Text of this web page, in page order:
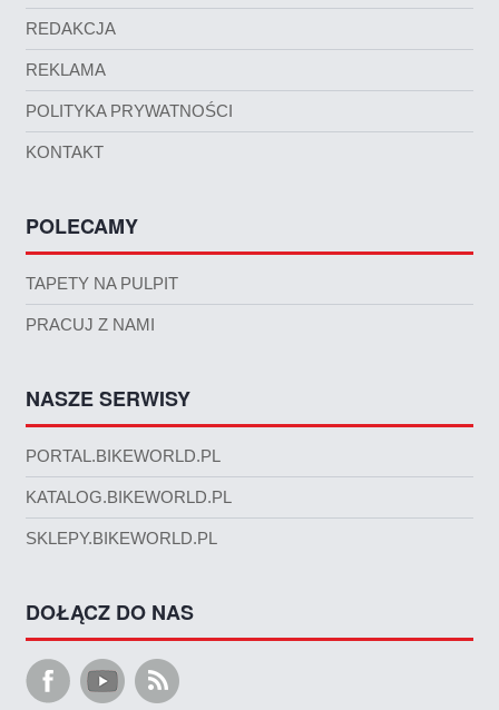
REDAKCJA
REKLAMA
POLITYKA PRYWATNOŚCI
KONTAKT
POLECAMY
TAPETY NA PULPIT
PRACUJ Z NAMI
NASZE SERWISY
PORTAL.BIKEWORLD.PL
KATALOG.BIKEWORLD.PL
SKLEPY.BIKEWORLD.PL
DOŁĄCZ DO NAS